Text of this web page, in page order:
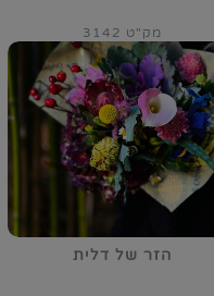
הזר של דלית
מק"ט 3142